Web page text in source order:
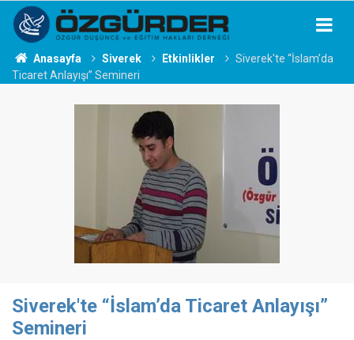
Anasayfa Siverek Etkinlikler
Siverek'te “İslam’da
Ticaret Anlayışı” Semineri
Siverek'te “İslam’da Ticaret Anlayışı”
Semineri